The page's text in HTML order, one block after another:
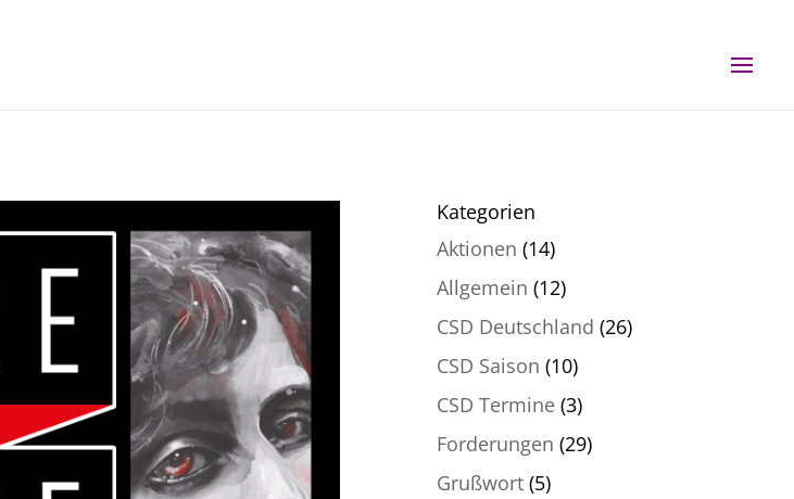
Kategorien
Aktionen (14)
Allgemein (12)
CSD Deutschland (26)
CSD Saison (10)
CSD Termine (3)
Forderungen (29)
Grußwort (5)